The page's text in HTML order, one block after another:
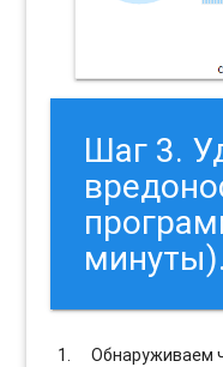
Шаг 3.
минуты).
Обнаруживаем